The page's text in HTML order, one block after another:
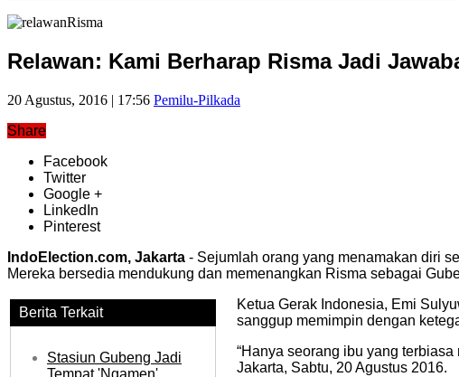
Relawan: Kami Berharap Risma Jadi
20 Agustus, 2016 | 17:56 Pemilu-Pilkada
Share
Facebook
Twitter
Google +
LinkedIn
Pinterest
IndoElection.com, Jakarta - Sejumlah orang yang menamakan diri
Mereka bersedia mendukung dan memenangkan Risma sebagai
Berita Terkait
Stasiun Gubeng Jadi
Tempat 'Ngamen',
Ketua Gerak Indonesia, Emi
sanggup memimpin dengan
“Hanya seorang ibu yang
Jakarta, Sabtu, 20 Agustus 2016.